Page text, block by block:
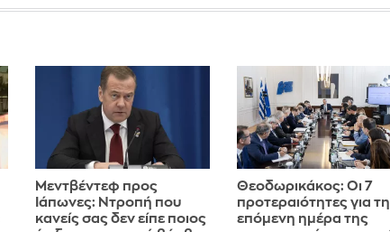
Μεντβέντεφ προς
Ιάπωνες: Ντροπή που
κανείς σας δεν είπε ποιος
Θεοδωρικάκος: Οι 7
προτεραιότητες για
επόμενη ημέρα της